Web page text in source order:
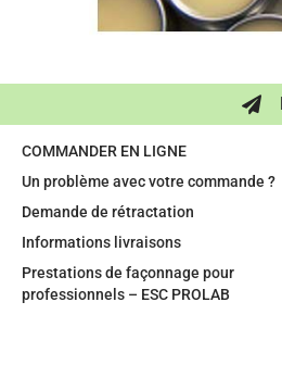
COMMANDER EN LIGNE
Un problème avec votre commande ?
Demande de rétractation
Informations livraisons
Prestations de façonnage pour
professionnels – ESC PROLAB